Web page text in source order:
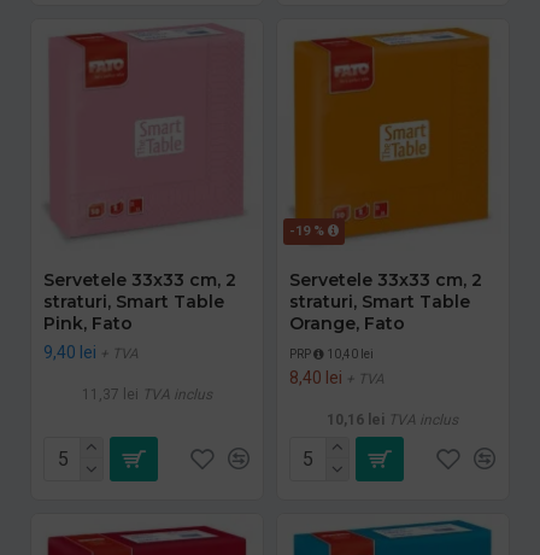
Servetele 33x33 cm, 2
straturi, Smart Table
Pink, Fato
9,40 lei + TVA
11,37 lei TVA inclus
-19 %
Servetele 33x33 cm, 2
straturi, Smart Table
Orange, Fato
PRP 10,40 lei
8,40 lei + TVA
10,16 lei TVA inclus